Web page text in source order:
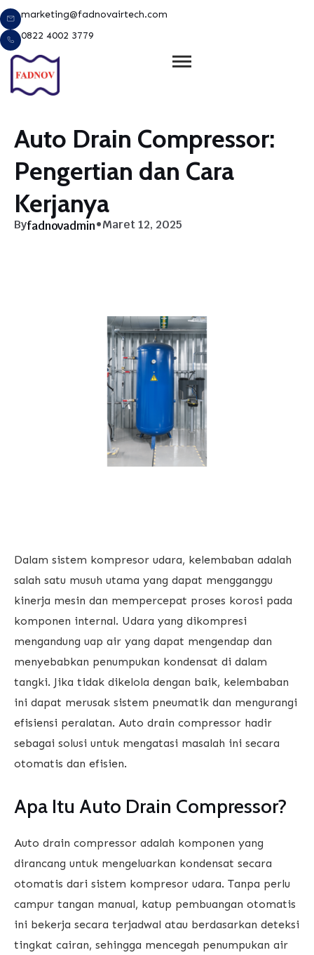
Lewati
ke
konten
marketing@fadnovairtech.com
0822 4002 3779
Auto Drain Compressor:
Pengertian dan Cara
Kerjanya
Byfadnovadmin•Maret 12, 2025
Dalam sistem kompresor udara, kelembaban adalah
salah satu musuh utama yang dapat mengganggu
kinerja mesin dan mempercepat proses korosi pada
komponen internal. Udara yang dikompresi
mengandung uap air yang dapat mengendap dan
menyebabkan penumpukan kondensat di dalam
tangki. Jika tidak dikelola dengan baik, kelembaban
ini dapat merusak sistem pneumatik dan mengurangi
efisiensi peralatan. Auto drain compressor hadir
sebagai solusi untuk mengatasi masalah ini secara
otomatis dan efisien.
Apa Itu Auto Drain Compressor?
Auto drain compressor adalah komponen yang
dirancang untuk mengeluarkan kondensat secara
otomatis dari sistem kompresor udara. Tanpa perlu
campur tangan manual, katup pembuangan otomatis
ini bekerja secara terjadwal atau berdasarkan deteksi
tingkat cairan, sehingga mencegah penumpukan air